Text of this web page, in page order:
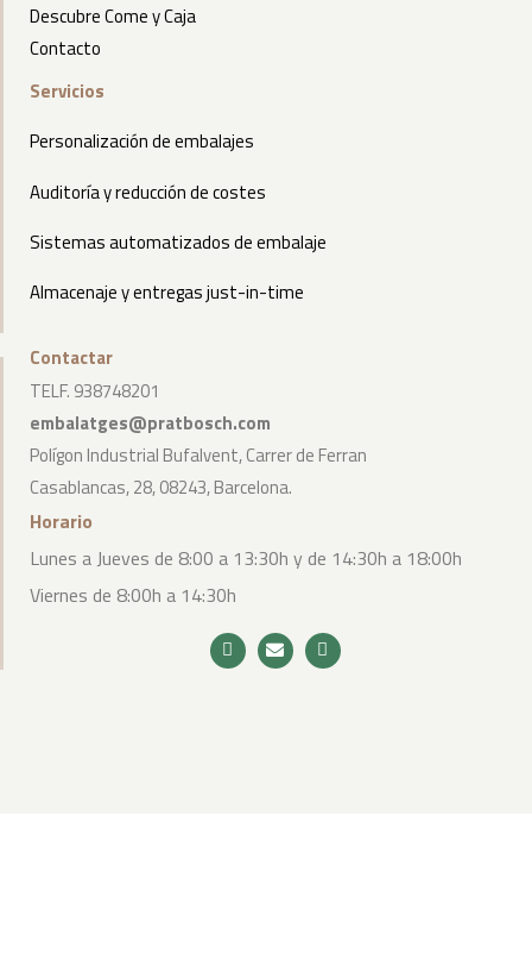
Descubre Come y Caja
Contacto
Servicios
Personalización de embalajes
Auditoría y reducción de costes
Sistemas automatizados de embalaje
Almacenaje y entregas just-in-time
Contactar
TELF. 938748201
embalatges@pratbosch.com
Polígon Industrial Bufalvent, Carrer de Ferran
Casablancas, 28, 08243, Barcelona.
Horario
Lunes a Jueves de 8:00 a 13:30h y de 14:30h a 18:00h
Viernes de 8:00h a 14:30h